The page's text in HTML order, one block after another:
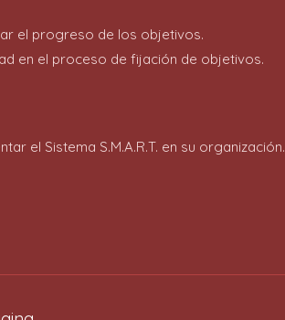
el progreso de los objetivos.
en el proceso de fijación de objetivos.
el Sistema S.M.A.R.T. en su organización.